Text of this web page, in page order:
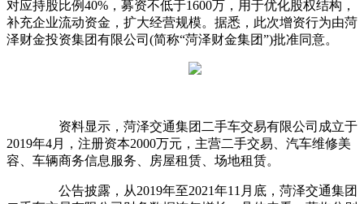
对应持股比例40%，募资不低于1600万，用于优化股权结构，
补充企业流动资金，扩大经营规模。据悉，此次增资行为由菏
泽财金投资集团有限公司(简称“菏泽财金集团”)批准同意。
资料显示，菏泽交通集团二手车交易有限公司成立于
2019年4月，注册资本2000万元，主营二手交易、汽车维修美
容、车辆商务信息服务、房屋租赁、场地租赁。
公告披露，从2019年至2021年11月底，菏泽交通集团